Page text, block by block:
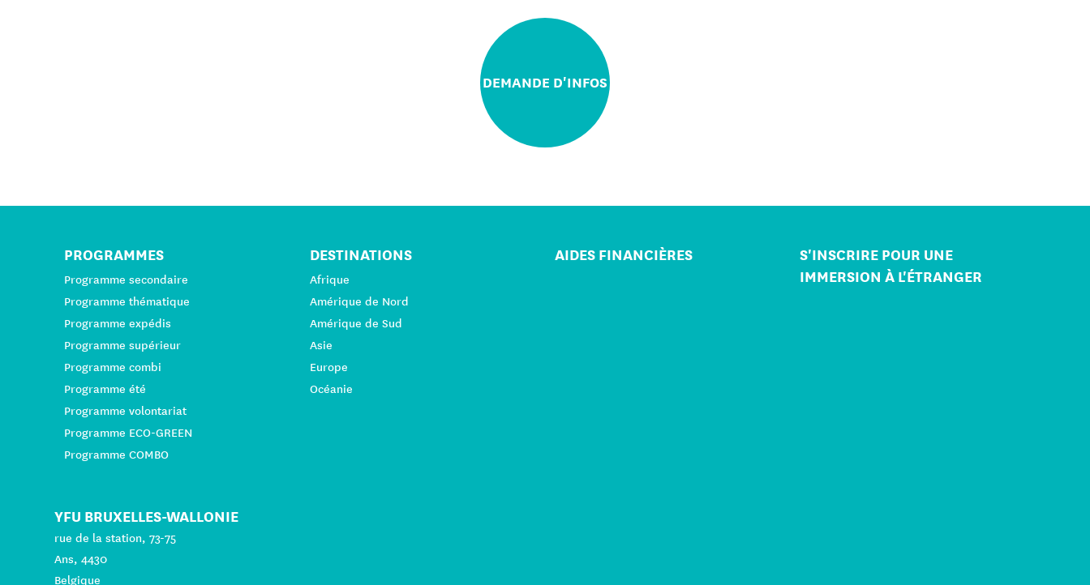
DEMANDE D'INFOS
PROGRAMMES
Programme secondaire
Programme thématique
Programme expédis
Programme supérieur
Programme combi
Programme été
Programme volontariat
Programme ECO-GREEN
Programme COMBO
DESTINATIONS
Afrique
Amérique de Nord
Amérique de Sud
Asie
Europe
Océanie
AIDES FINANCIÈRES
S'INSCRIRE POUR UNE
IMMERSION À L'ÉTRANGER
YFU BRUXELLES-WALLONIE
rue de la station, 73-75
Ans, 4430
Belgique